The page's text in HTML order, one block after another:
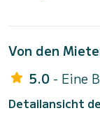
Von den
5.0 - Eine
Detailansicht